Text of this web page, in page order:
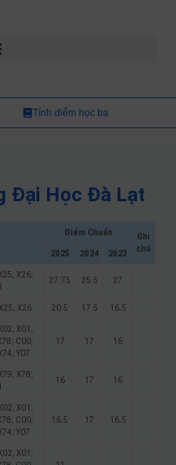
Tính điểm học bạ
Đại Học Đà Lạt
Điểm Chuẩn
Ghi
chú
2025 2024 2023
X26;
27.75 25.5 27
X26 20.5 17.5 16.5
X01;
C00;
Y07
17 17 16
X78;
16 17 16
X01;
C00;
Y07
16.5 17 16.5
X01;